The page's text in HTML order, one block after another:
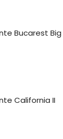
Bucarest
California II